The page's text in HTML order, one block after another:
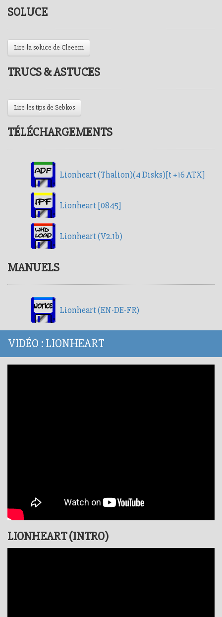
SOLUCE
Lire la soluce de Cleeem
TRUCS & ASTUCES
Lire les tips de Sebkos
TÉLÉCHARGEMENTS
Lionheart (Thalion)(4 Disks)[t +16 ATX]
Lionheart [0845]
Lionheart (V2.1b)
MANUELS
Lionheart (EN-DE-FR)
VIDÉO : LIONHEART
LIONHEART (INTRO)